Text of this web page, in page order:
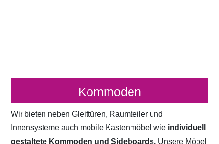
Kommoden
Wir bieten neben Gleittüren, Raumteiler und
Innensysteme auch mobile Kastenmöbel wie individuell
gestaltete Kommoden und Sideboards. Unsere Möbel